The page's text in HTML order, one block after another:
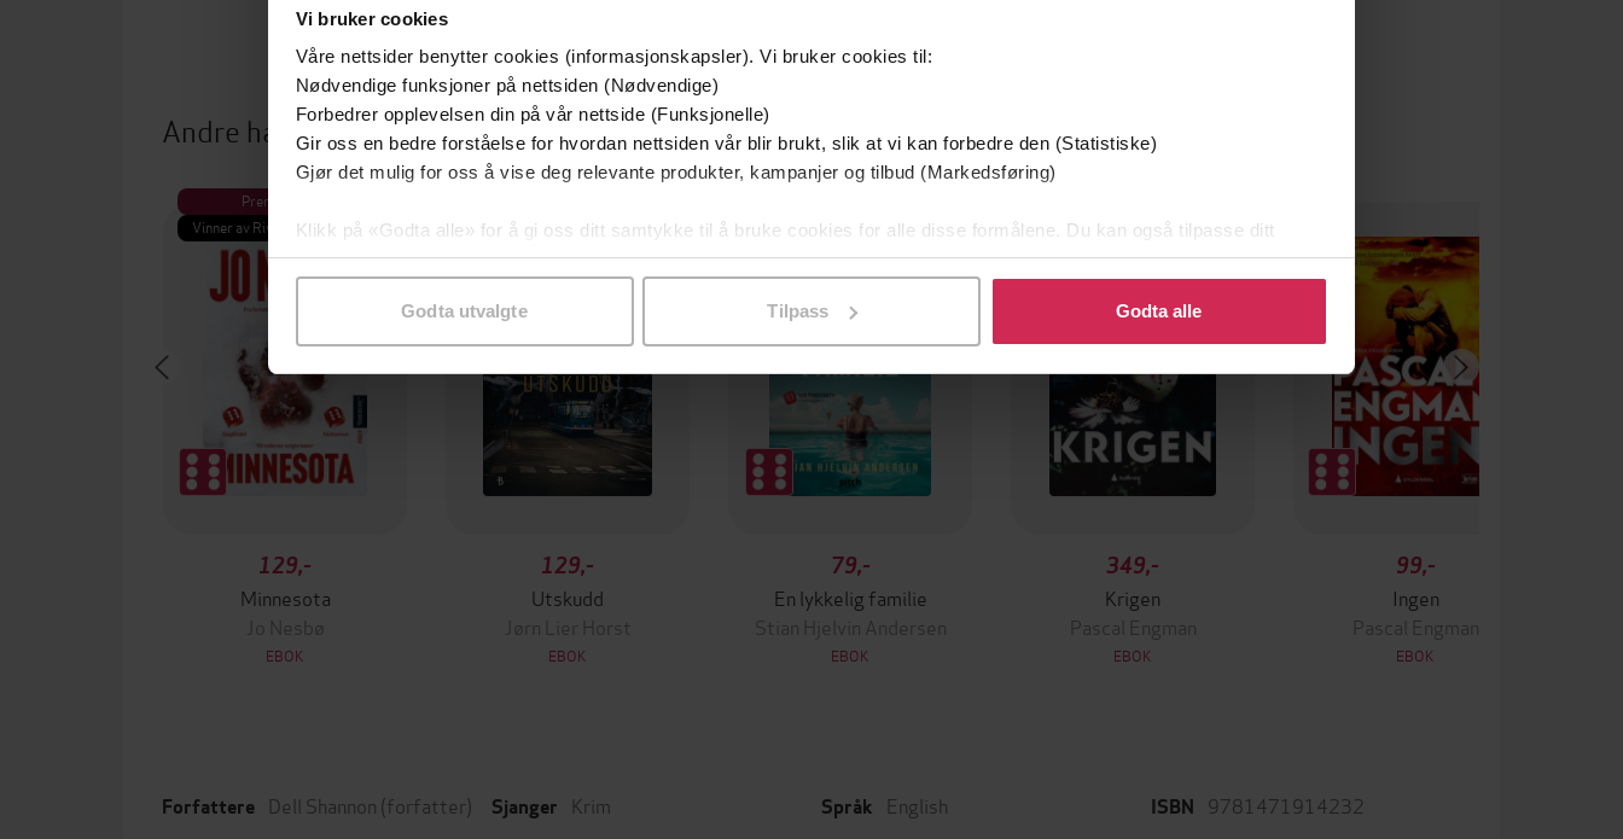
Vi bruker cookies
Våre nettsider benytter cookies (informasjonskapsler). Vi bruker cookies til:
Nødvendige funksjoner på nettsiden (Nødvendige)
Forbedrer opplevelsen din på vår nettside (Funksjonelle)
Gir oss en bedre forståelse for hvordan nettsiden vår blir brukt, slik at vi kan forbedre den (Statistiske)
Gjør det mulig for oss å vise deg relevante produkter, kampanjer og tilbud (Markedsføring)
Klikk på «Godta alle» for å gi oss ditt samtykke til å bruke cookies for alle disse formålene. Du kan også tilpasse ditt
samtykke til spesifikke formål ved å klikke på «Tilpass». Du kan når som helst trekke tilbake eller endre ditt samtykke.
Godta utvalgte Tilpass Godta alle
Andre har også kjøpt
Premium
Vinner av Rivertonprisen
129,-
Minnesota
Jo Nesbø
EBOK
Første gang på tilbud
129,-
Utskudd
Jørn Lier Horst
EBOK
79,-
En lykkelig familie
Stian Hjelvin Andersen
EBOK
349,-
Krigen
Pascal Engman
EBOK
99,-
Ingen
Pascal Engman
EBOK
Forfattere Dell Shannon (forfatter) Sjanger Krim Språk English ISBN 9781471914232